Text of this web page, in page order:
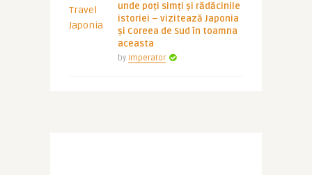
unde poți simți și rădăcinile
istoriei – vizitează Japonia
și Coreea de Sud în toamna
aceasta
by Imperator